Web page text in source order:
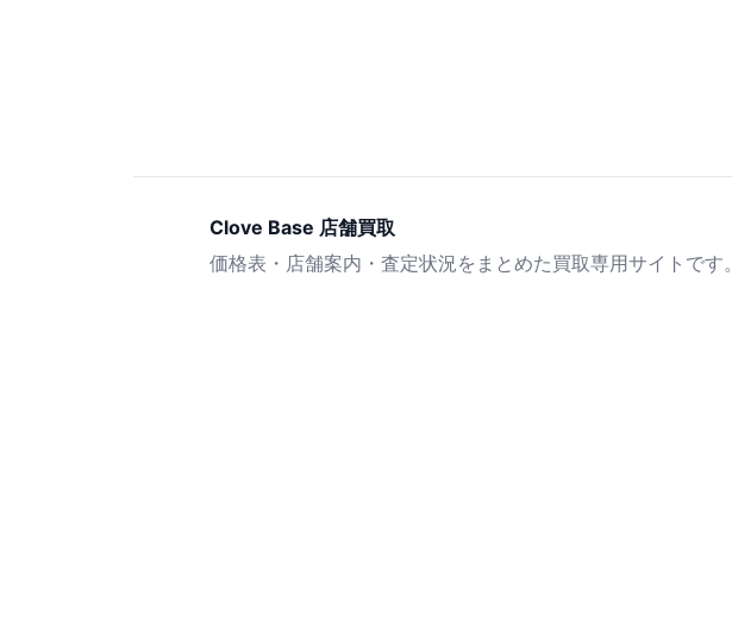
Clove Base 店舗買取
価格表・店舗案内・査定状況をまとめた買取専用サイトです。